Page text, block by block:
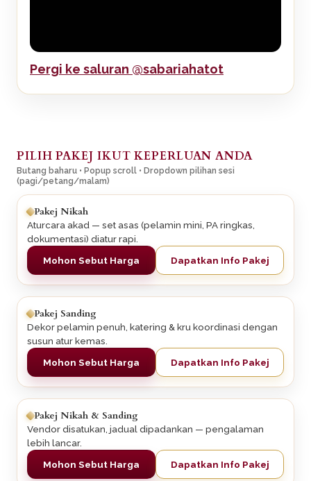
Pergi ke saluran @sabariahatot
PILIH PAKEJ IKUT KEPERLUAN ANDA
Butang baharu • Popup scroll • Dropdown pilihan sesi
(pagi/petang/malam)
Pakej Nikah
Aturcara akad — set asas (pelamin mini, PA ringkas,
dokumentasi) diatur rapi.
Mohon Sebut Harga
Dapatkan Info Pakej
Pakej Sanding
Dekor pelamin penuh, katering & kru koordinasi dengan
susun atur kemas.
Mohon Sebut Harga
Dapatkan Info Pakej
Pakej Nikah & Sanding
Vendor disatukan, jadual dipadankan — pengalaman
lebih lancar.
Mohon Sebut Harga
Dapatkan Info Pakej